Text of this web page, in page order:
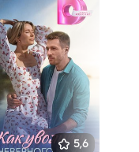
5,6